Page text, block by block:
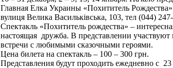
Главная Елка Украины «Похититель
вулиця Велика Васильківська, 103, тел (044)
Спектакль «Похититель рождества» –
настоящая дружба. В представлении
встречи с любимыми сказочными героями.
Цена билета на спектакль – 100 – 300 грн.
Представления будут проходить ежедневно с